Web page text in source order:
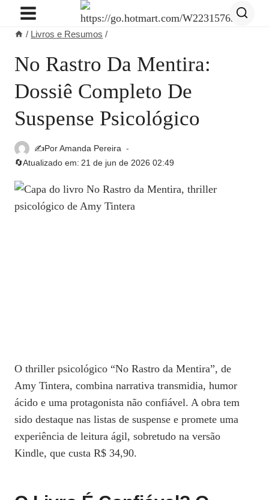
Pular
Conteúdo
/ Livros e Resumos /
No Rastro Da Mentira:
Dossiê Completo De
Suspense Psicológico
✍️PorAmanda Pereira
🔄Atualizado em: 21 de jun de 2026 02:49
O thriller psicológico “No Rastro da Mentira”, de
Amy Tintera, combina narrativa transmidia, humor
ácido e uma protagonista não confiável. A obra tem
sido destaque nas listas de suspense e promete uma
experiência de leitura ágil, sobretudo na versão
Kindle, que custa R$ 34,90.